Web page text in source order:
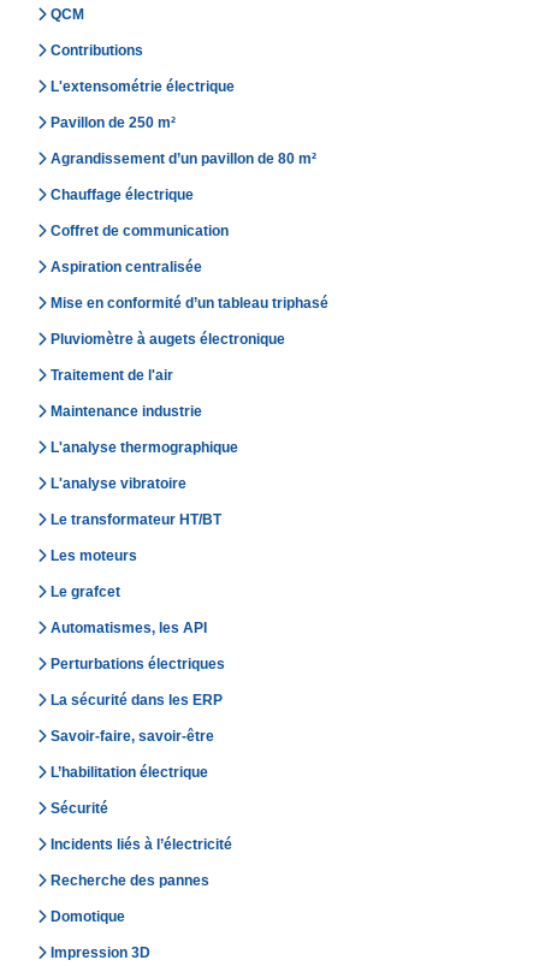
QCM
Contributions
L'extensométrie électrique
Pavillon de 250 m²
Agrandissement d’un pavillon de 80 m²
Chauffage électrique
Coffret de communication
Aspiration centralisée
Mise en conformité d’un tableau triphasé
Pluviomètre à augets électronique
Traitement de l'air
Maintenance industrie
L'analyse thermographique
L'analyse vibratoire
Le transformateur HT/BT
Les moteurs
Le grafcet
Automatismes, les API
Perturbations électriques
La sécurité dans les ERP
Savoir-faire, savoir-être
L’habilitation électrique
Sécurité
Incidents liés à l’électricité
Recherche des pannes
Domotique
Impression 3D